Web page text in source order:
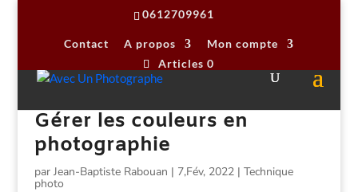
0612709961
Contact A propos
Mon compte
Articles 0
Gérer les couleurs en
photographie
par Jean-Baptiste Rabouan | 7,Fév, 2022| Technique
photo